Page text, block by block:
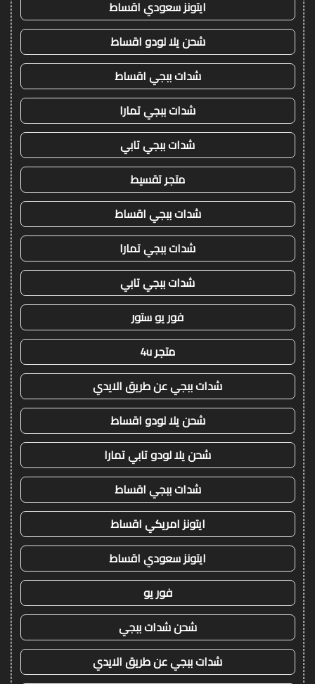
ايتونز سعودي اقساط
شحن يلا لودو اقساط
شدات ببجي اقساط
شدات ببجي تمارا
شدات ببجي تابي
متجر تقسيط
شدات ببجي اقساط
شدات ببجي تمارا
شدات ببجي تابي
فور يو ستور
متجر 4u
شدات ببجي عن طريق الايدي
شحن يلا لودو اقساط
شحن يلا لودو تابي تمارا
شدات ببجي اقساط
ايتونز امريكي اقساط
ايتونز سعودي اقساط
فور يو
شحن شدات ببجي
شدات ببجي عن طريق الايدي